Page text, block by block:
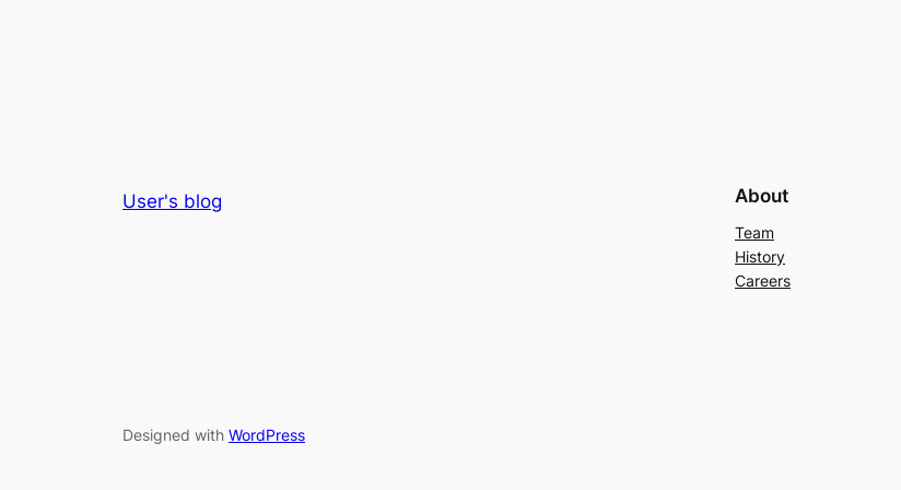
User's blog About
Team
History
Careers
Designed with WordPress